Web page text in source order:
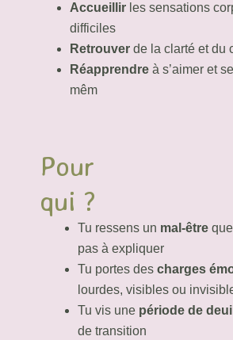
Accueillirles sensations
difficiles
Retrouverde la clarté et du
Réapprendreà s’aimer et
mêm
Pour
qui ?
Tu ressens un mal-êtreque
pas à expliquer
Tu portes des charges
lourdes, visibles ou
Tu vis une période de deuil
de transition